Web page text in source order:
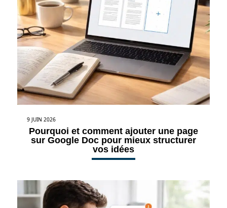
9 JUIN 2026
Pourquoi et comment ajouter une page
sur Google Doc pour mieux structurer
vos idées